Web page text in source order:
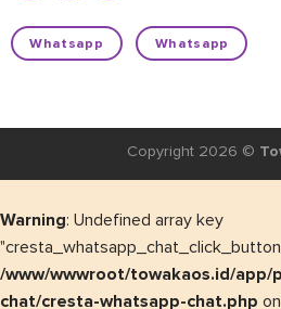
Whatsapp Whatsapp
Copyright 2026 ©
Warning: Undefined array key
/www/wwwroot/towakaos.id/app/
chat/cresta-whatsapp-chat.php